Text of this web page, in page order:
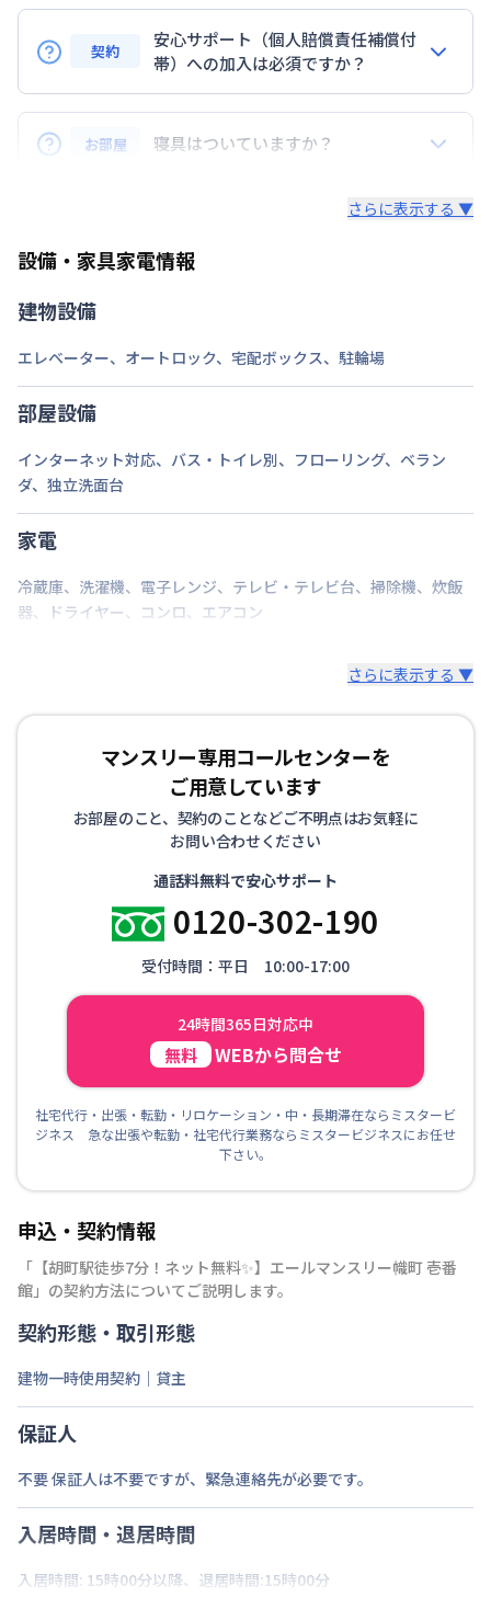
定員
2名
駐車場
次回更新日
情報更新日より14日以内
契約
安心サポート（個人賠償責任補償付
帯）への加入は必須ですか？
はい。安心サポートへの加入は必須となります。料金
プランでは清掃料欄に期間によって設定されている費
用が含まれて表示されています。
ロング（210日〜365日未満）：7,700円/回
ショート（30日〜90日未満）：2,200円/回
お部屋 寝具はついていますか？
年用）8,800円（初回）
ご自身でご用意いただき持ち込みも可能です。
さらに表示する ▼
設備・家具家電情報
建物設備
エレベーター、 オートロック、 宅配ボックス、 駐輪場
部屋設備
インターネット対応、 バス・トイレ別、 フローリング、 ベラン
ダ、 独立洗面台
家電
冷蔵庫、 洗濯機、 電子レンジ、 テレビ・テレビ台、 掃除機、 炊飯
器、 ドライヤー、 コンロ、 エアコン
さらに表示する ▼
マンスリー専用コールセンターを
ご用意しています
お部屋のこと、契約のことなどご不明点はお気軽に
お問い合わせください
通話料無料で安心サポート
0120-302-190
受付時間：平日 10:00-17:00
24時間365日対応中
無料 WEBから問合せ
社宅代行・出張・転勤・リロケーション・中・長期滞在ならミスタービ
ジネス 急な出張や転勤・社宅代行業務ならミスタービジネスにお任せ
下さい。
申込・契約情報
「 【胡町駅徒歩7分！ネット無料✨】エールマンスリー幟町 壱番
館 」の契約方法についてご説明します。
契約形態・取引形態
建物一時使用契約｜貸主
保証人
不要 保証人は不要ですが、緊急連絡先が必要です。
入居時間・退居時間
入居時間: 15時00分以降、退居時間:15時00分